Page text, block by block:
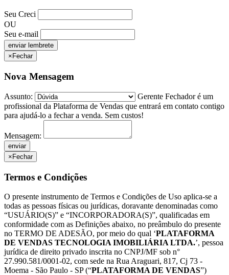
Seu Creci
OU
Seu e-mail
× Fechar
Nova Mensagem
Assunto:
Gerente Fechador é um
profissional da Plataforma de Vendas que entrará em contato contigo
para ajudá-lo a fechar a venda. Sem custos!
Mensagem:
× Fechar
Termos e Condições
O presente instrumento de Termos e Condições de Uso aplica-se a
todas as pessoas físicas ou jurídicas, doravante denominadas como
“USUÁRIO(S)” e “INCORPORADORA(S)”, qualificadas em
conformidade com as Definições abaixo, no preâmbulo do presente
no TERMO DE ADESÃO, por meio do qual ‘PLATAFORMA
DE VENDAS TECNOLOGIA IMOBILIÁRIA LTDA.’, pessoa
jurídica de direito privado inscrita no CNPJ/MF sob n°
27.990.581/0001-02, com sede na Rua Araguari, 817, Cj 73 -
Moema - São Paulo - SP (“PLATAFORMA DE VENDAS”)